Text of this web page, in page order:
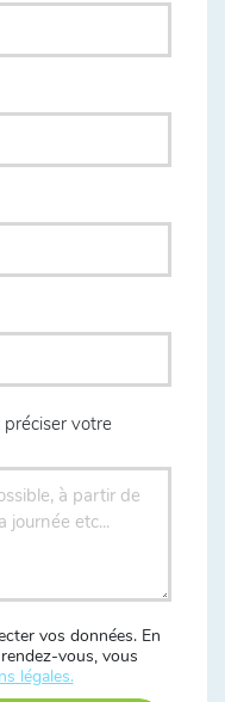
préciser votre
vos données. En
vous, vous
légales.